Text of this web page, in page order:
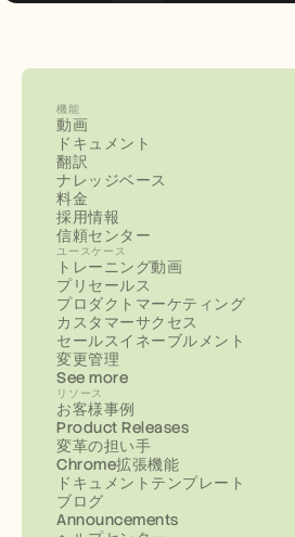
機能
動画
ドキュメント
翻訳
ナレッジベース
料金
採用情報
信頼センター
ユースケース
トレーニング動画
プリセールス
プロダクトマーケティング
カスタマーサクセス
セールスイネーブルメント
変更管理
See more
リソース
お客様事例
Product Releases
変革の担い手
Chrome拡張機能
ドキュメントテンプレート
ブログ
Announcements